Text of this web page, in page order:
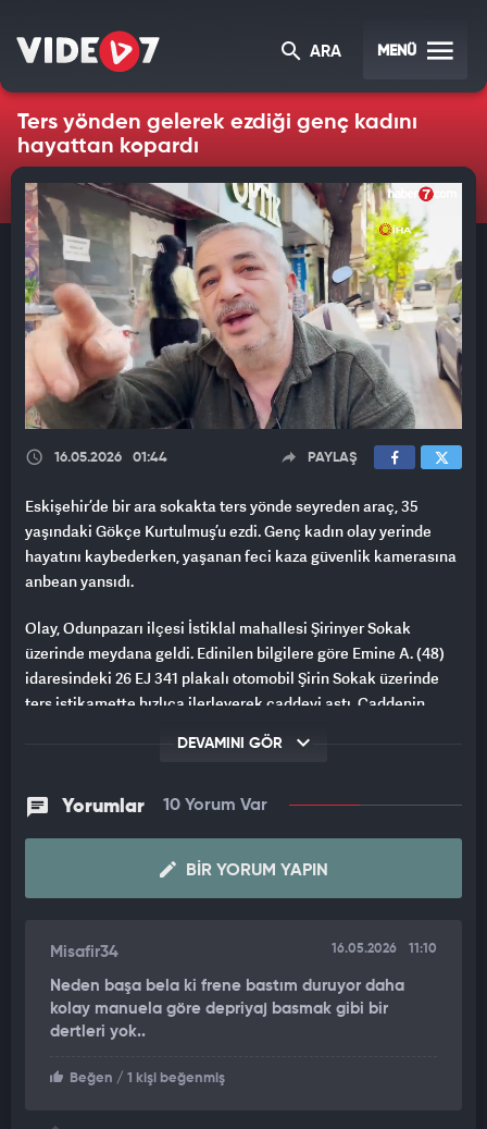
ARA MENÜ
Ters yönden gelerek ezdiği genç kadını
hayattan kopardı
16.05.2026 01:44 PAYLAŞ
Eskişehir’de bir ara sokakta ters yönde seyreden araç, 35
yaşındaki Gökçe Kurtulmuş’u ezdi. Genç kadın olay yerinde
hayatını kaybederken, yaşanan feci kaza güvenlik kamerasına
anbean yansıdı.
Olay, Odunpazarı ilçesi İstiklal mahallesi Şirinyer Sokak
üzerinde meydana geldi. Edinilen bilgilere göre Emine A. (48)
idaresindeki 26 EJ 341 plakalı otomobil Şirin Sokak üzerinde
ters istikamette hızlıca ilerleyerek caddeyi aştı. Caddenin
ve trafik levhasını çiğnedikten sonra köşede bekleyen yaya
Olay yerine ihbar üzerine sağlık ve polis ekibi sevk edildi.
kaybettiği tespit edildi. Olayda yaralanan sürücü Emine A. ilk
müdahalesinin ardından ambulans ile Eskişehir Yunus Emre
"ARABA ÇOK SÜRATLİYDİ, RESMEN CADDEDEN UÇTU"
Kazaya şahit olan esnaf Hasan Bahçecik, "Önce bir ses
DEVAMINI GÖR
Yorumlar 10 Yorum Var
BIR YORUM YAPIN
Misafir34 16.05.2026 11:10
Neden başa bela ki frene bastım duruyor daha
kolay manuela göre depriyaj basmak gibi bir
dertleri yok..
Beğen / 1 kişi beğenmiş